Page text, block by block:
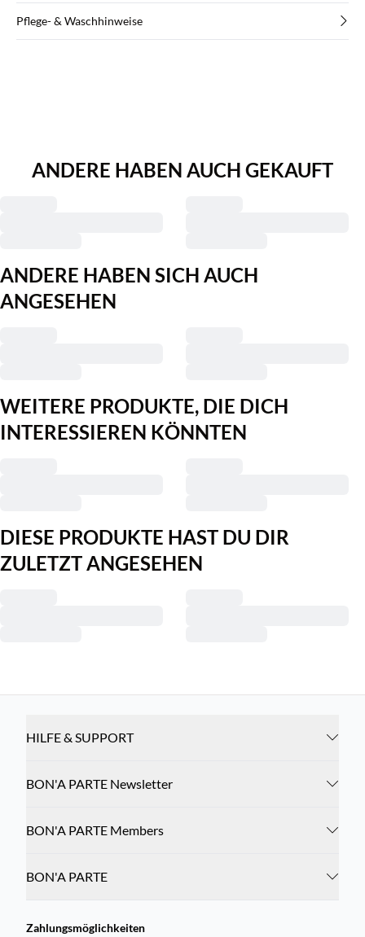
Pflege- & Waschhinweise
ANDERE HABEN AUCH GEKAUFT
ANDERE HABEN SICH AUCH
ANGESEHEN
WEITERE PRODUKTE, DIE DICH
INTERESSIEREN KÖNNTEN
DIESE PRODUKTE HAST DU DIR
ZULETZT ANGESEHEN
HILFE & SUPPORT
BON'A PARTE Newsletter
BON'A PARTE Members
BON'A PARTE
Zahlungsmöglichkeiten